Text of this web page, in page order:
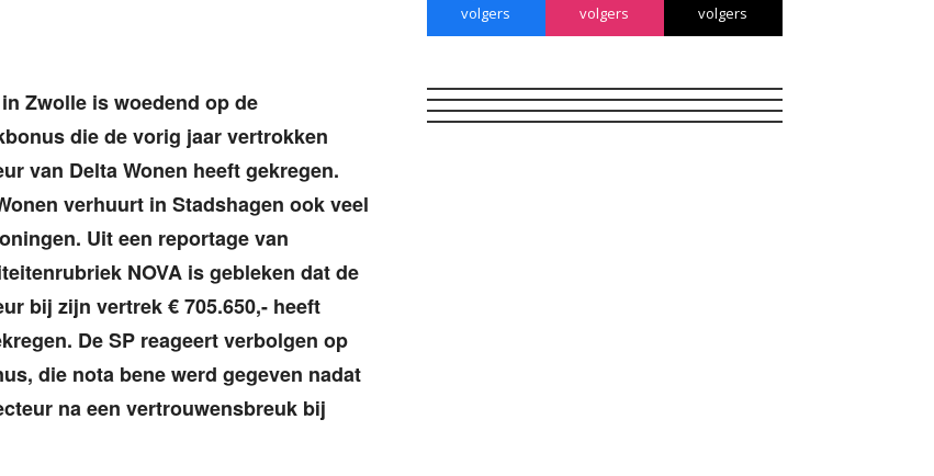
in Zwolle is woedend op de
die de vorig jaar vertrokken
van Delta Wonen heeft gekregen.
verhuurt in Stadshagen ook veel
Uit een reportage van
NOVA is gebleken dat de
bij zijn vertrek € 705.650,- heeft
De SP reageert verbolgen op
die nota bene werd gegeven nadat
na een vertrouwensbreuk bij
volgers volgers volgers